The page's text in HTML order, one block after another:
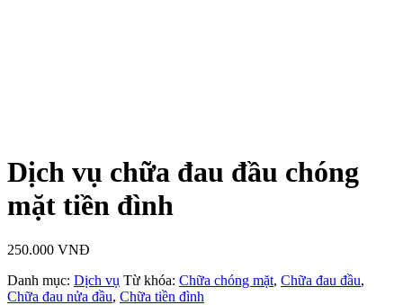
Dịch vụ chữa đau đầu chóng
mặt tiền đình
250.000 VNĐ
Danh mục: Dịch vụ Từ khóa: Chữa chóng mặt, Chữa đau đầu,
Chữa đau nửa đầu, Chữa tiền đình